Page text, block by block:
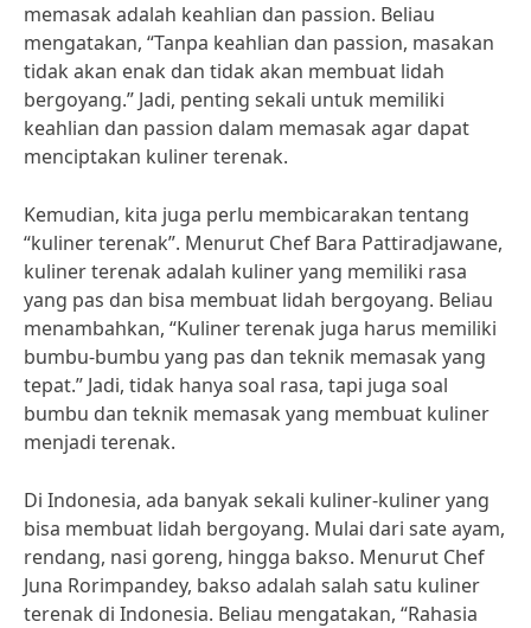
memasak adalah keahlian dan passion. Beliau
mengatakan, “Tanpa keahlian dan passion, masakan
tidak akan enak dan tidak akan membuat lidah
bergoyang.” Jadi, penting sekali untuk memiliki
keahlian dan passion dalam memasak agar dapat
menciptakan kuliner terenak.
Kemudian, kita juga perlu membicarakan tentang
“kuliner terenak”. Menurut Chef Bara Pattiradjawane,
kuliner terenak adalah kuliner yang memiliki rasa
yang pas dan bisa membuat lidah bergoyang. Beliau
menambahkan, “Kuliner terenak juga harus memiliki
bumbu-bumbu yang pas dan teknik memasak yang
tepat.” Jadi, tidak hanya soal rasa, tapi juga soal
bumbu dan teknik memasak yang membuat kuliner
menjadi terenak.
Di Indonesia, ada banyak sekali kuliner-kuliner yang
bisa membuat lidah bergoyang. Mulai dari sate ayam,
rendang, nasi goreng, hingga bakso. Menurut Chef
Juna Rorimpandey, bakso adalah salah satu kuliner
terenak di Indonesia. Beliau mengatakan, “Rahasia